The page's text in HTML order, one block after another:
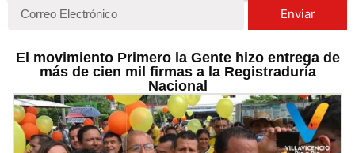
Enviar
El movimiento Primero la Gente hizo entrega de
más de cien mil firmas a la Registraduría
Nacional